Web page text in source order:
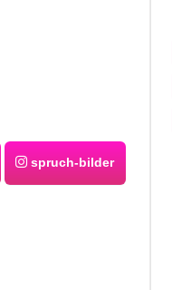
spruch-bilder